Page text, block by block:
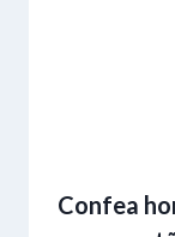
Confea